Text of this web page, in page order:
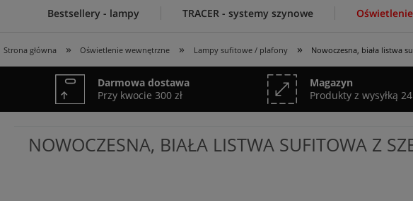
Bestsellery - lampy TRACER - systemy szynowe
Strona główna » Oświetlenie wewnętrzne » Lampy sufitowe / plafony » Nowoczesna, biała listwa
Darmowa dostawa
Przy kwocie 300 zł
Magazyn
Produkty z wysyłką
NOWOCZESNA, BIAŁA LISTWA SUFITOWA Z